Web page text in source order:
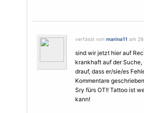
verfasst von marina11 am
sind wir jetzt hier auf
krankhaft auf der Suche,
drauf, dass er/sie/es
Kommentare
Sry fürs OT!! Tattoo ist
kann!